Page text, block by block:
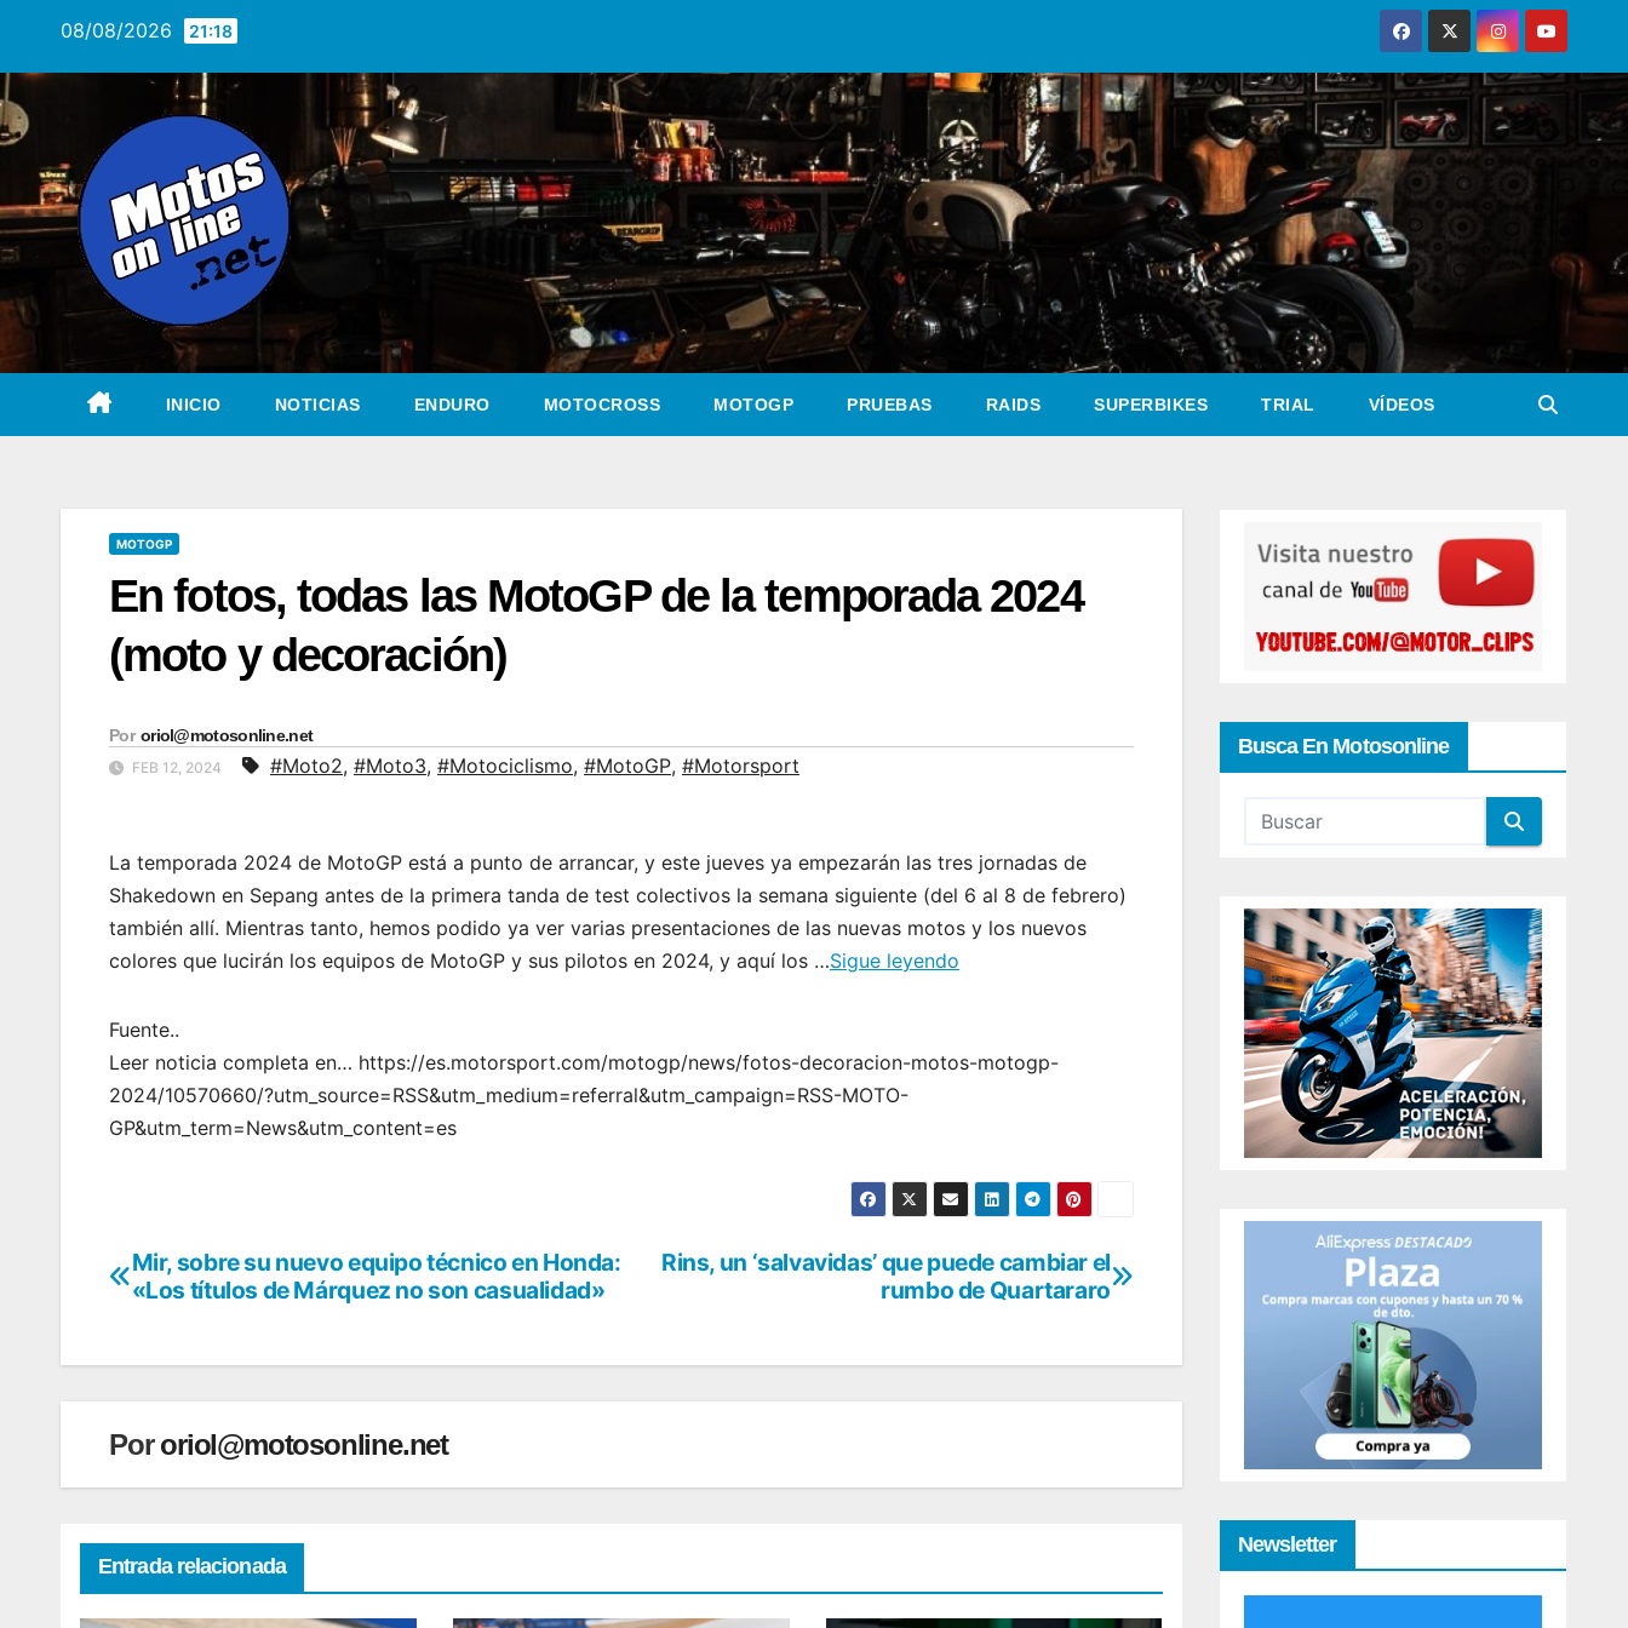
contenido
08/08/2026 21:18
INICIO NOTICIAS ENDURO MOTOCROSS MOTOGP PRUEBAS RAIDS SUPERBIKES TRIAL VÍDEOS
MOTOGP
En fotos, todas las MotoGP de la temporada 2024
(moto y decoración)
Por oriol@motosonline.net
FEB 12, 2024 #Moto2, #Moto3, #Motociclismo, #MotoGP, #Motorsport
La temporada 2024 de MotoGP está a punto de arrancar, y este jueves ya empezarán las tres jornadas de
Shakedown en Sepang antes de la primera tanda de test colectivos la semana siguiente (del 6 al 8 de febrero)
también allí. Mientras tanto, hemos podido ya ver varias presentaciones de las nuevas motos y los nuevos
colores que lucirán los equipos de MotoGP y sus pilotos en 2024, y aquí los …Sigue leyendo
Fuente..
Leer noticia completa en… https://es.motorsport.com/motogp/news/fotos-decoracion-motos-motogp-
2024/10570660/?utm_source=RSS&utm_medium=referral&utm_campaign=RSS-MOTO-
GP&utm_term=News&utm_content=es
Navegación
entradas
Rins, un ‘salvavidas’ que puede cambiar el
rumbo de Quartararo
Mir, sobre su nuevo equipo técnico en Honda:
«Los títulos de Márquez no son casualidad»
Pororiol@motosonline.net
Entrada relacionada
Busca En Motosonline
Newsletter